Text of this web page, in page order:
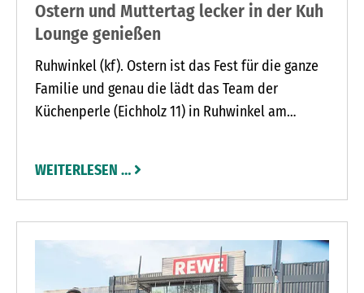
Ostern und Muttertag lecker in der Kuh
Lounge genießen
Ruhwinkel (kf). Ostern ist das Fest für die ganze
Familie und genau die lädt das Team der
Küchenperle (Eichholz 11) in Ruhwinkel am
geschmückte Kuh-Lounge ein. Nach dem
Ostereiersuchen im heimischen Garten erfreuen
sich Groß und Klein am Mittagsbuffet mit einer
abwechslungsreichen Auswahl an kulinarischen
Köstlichkeiten, die das Osterhighlight, ein
WEITERLESEN …